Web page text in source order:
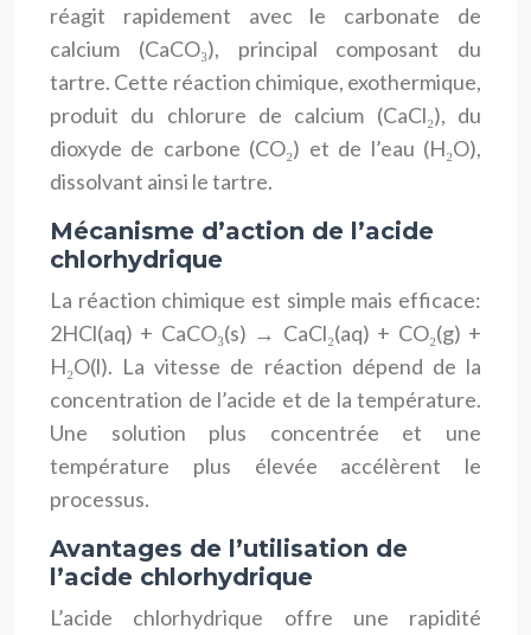
réagit rapidement avec le carbonate de
calcium (CaCO₃), principal composant du
tartre. Cette réaction chimique, exothermique,
produit du chlorure de calcium (CaCl₂), du
dioxyde de carbone (CO₂) et de l’eau (H₂O),
dissolvant ainsi le tartre.
Mécanisme d’action de l’acide
chlorhydrique
La réaction chimique est simple mais efficace:
2HCl(aq) + CaCO₃(s) → CaCl₂(aq) + CO₂(g) +
H₂O(l). La vitesse de réaction dépend de la
concentration de l’acide et de la température.
Une solution plus concentrée et une
température plus élevée accélèrent le
processus.
Avantages de l’utilisation de
l’acide chlorhydrique
L’acide chlorhydrique offre une rapidité